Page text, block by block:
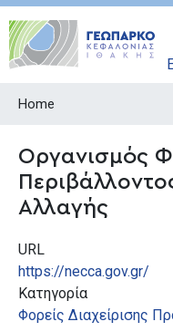
Home
Οργανισμός
Αλλαγής
URL
https://necca.gov.gr/
Κατηγορία
Φορείς Διαχείρισης